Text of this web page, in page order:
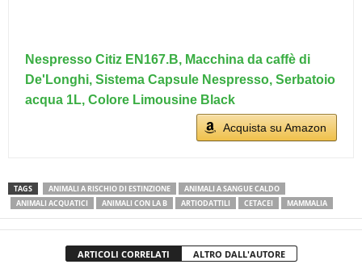
Nespresso Citiz EN167.B, Macchina da caffè di
De'Longhi, Sistema Capsule Nespresso, Serbatoio
acqua 1L, Colore Limousine Black
Acquista su Amazon
TAGS ANIMALI A RISCHIO DI ESTINZIONE
ANIMALI A SANGUE CALDO
ANIMALI ACQUATICI
ANIMALI CON LA B ARTIODATTILI CETACEI MAMMALIA
ARTICOLI CORRELATI ALTRO DALL'AUTORE